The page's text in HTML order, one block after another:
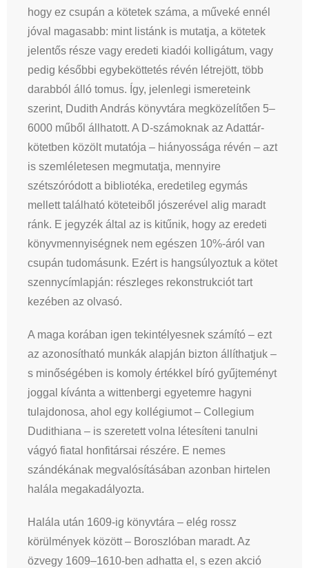
hogy ez csupán a kötetek száma, a műveké ennél
jóval magasabb: mint listánk is mutatja, a kötetek
jelentős része vagy eredeti kiadói kolligátum, vagy
pedig későbbi egybeköttetés révén létrejött, több
darabból álló tomus. Így, jelenlegi ismereteink
szerint, Dudith András könyvtára megközelítően 5–
6000 műből állhatott. A D-számoknak az Adattár-
kötetben közölt mutatója – hiányossága révén – azt
is szemléletesen megmutatja, mennyire
szétszóródott a bibliotéka, eredetileg egymás
mellett található köteteiből jószerével alig maradt
ránk. E jegyzék által az is kitűnik, hogy az eredeti
könyvmennyiségnek nem egészen 10%-áról van
csupán tudomásunk. Ezért is hangsúlyoztuk a kötet
szennycímlapján: részleges rekonstrukciót tart
kezében az olvasó.
A maga korában igen tekintélyesnek számító – ezt
az azonosítható munkák alapján bizton állíthatjuk –
s minőségében is komoly értékkel bíró gyűjteményt
joggal kívánta a wittenbergi egyetemre hagyni
tulajdonosa, ahol egy kollégiumot – Collegium
Dudithiana – is szeretett volna létesíteni tanulni
vágyó fiatal honfitársai részére. E nemes
szándékának megvalósításában azonban hirtelen
halála megakadályozta.
Halála után 1609-ig könyvtára – elég rossz
körülmények között – Boroszlóban maradt. Az
özvegy 1609–1610-ben adhatta el, s ezen akció